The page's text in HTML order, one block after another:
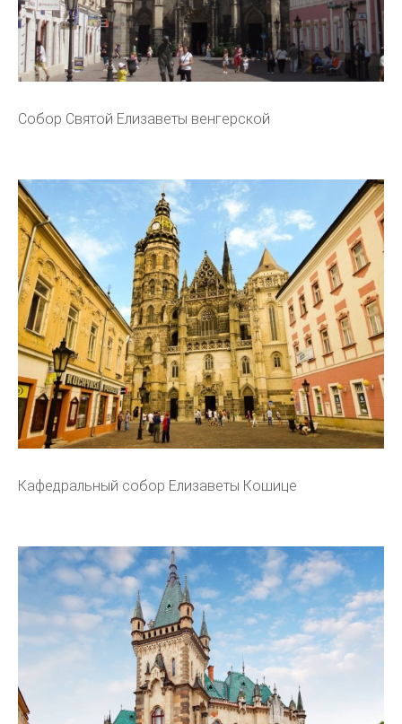
Собор Святой Елизаветы венгерской
Кафедральный собор Елизаветы Кошице